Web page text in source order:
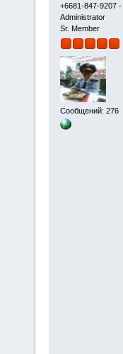
+6681-847-9207 -
Administrator
Sr. Member
Сообщений: 276